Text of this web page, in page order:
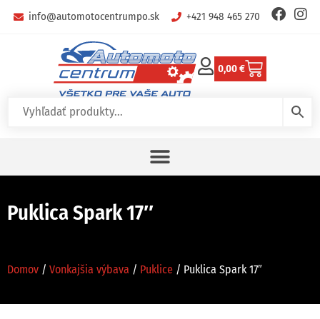
info@automotocentrumpo.sk +421 948 465 270
0,00€
Puklica Spark 17″
Domov / Vonkajšia výbava / Puklice / Puklica Spark 17″